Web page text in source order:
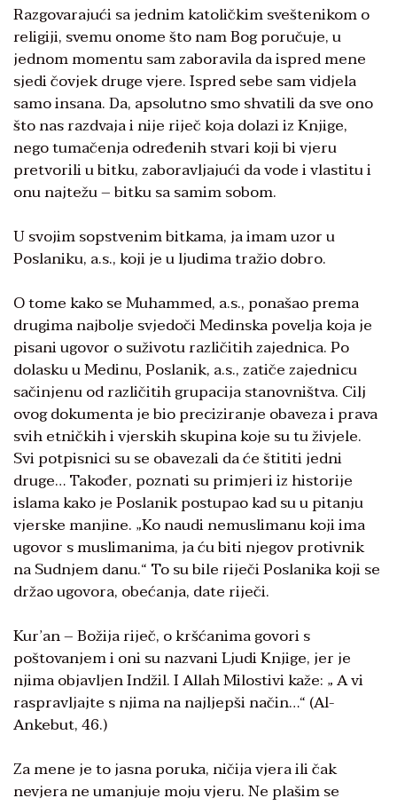
Razgovarajući sa jednim katoličkim sveštenikom o
religiji, svemu onome što nam Bog poručuje, u
jednom momentu sam zaboravila da ispred mene
sjedi čovjek druge vjere. Ispred sebe sam vidjela
samo insana. Da, apsolutno smo shvatili da sve ono
što nas razdvaja i nije riječ koja dolazi iz Knjige,
nego tumačenja određenih stvari koji bi vjeru
pretvorili u bitku, zaboravljajući da vode i vlastitu i
onu najtežu – bitku sa samim sobom.
U svojim sopstvenim bitkama, ja imam uzor u
Poslaniku, a.s., koji je u ljudima tražio dobro.
O tome kako se Muhammed, a.s., ponašao prema
drugima najbolje svjedoči Medinska povelja koja je
pisani ugovor o suživotu različitih zajednica. Po
dolasku u Medinu, Poslanik, a.s., zatiče zajednicu
sačinjenu od različitih grupacija stanovništva. Cilj
ovog dokumenta je bio preciziranje obaveza i prava
svih etničkih i vjerskih skupina koje su tu živjele.
Svi potpisnici su se obavezali da će štititi jedni
druge… Također, poznati su primjeri iz historije
islama kako je Poslanik postupao kad su u pitanju
vjerske manjine. „Ko naudi nemuslimanu koji ima
ugovor s muslimanima, ja ću biti njegov protivnik
na Sudnjem danu.“ To su bile riječi Poslanika koji se
držao ugovora, obećanja, date riječi.
Kur’an – Božija riječ, o kršćanima govori s
poštovanjem i oni su nazvani Ljudi Knjige, jer je
njima objavljen Indžil. I Allah Milostivi kaže: „ A vi
raspravljajte s njima na najljepši način…“ (Al-
Ankebut, 46.)
Za mene je to jasna poruka, ničija vjera ili čak
nevjera ne umanjuje moju vjeru. Ne plašim se